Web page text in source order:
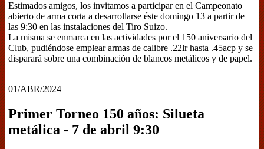
Estimados amigos, los invitamos a participar en el Campeonato
abierto de arma corta a desarrollarse éste domingo 13 a partir de
las 9:30 en las instalaciones del Tiro Suizo.
La misma se enmarca en las actividades por el 150 aniversario del
Club, pudiéndose emplear armas de calibre .22lr hasta .45acp y se
disparará sobre una combinación de blancos metálicos y de papel.
01/ABR/2024
Primer Torneo 150 años: Silueta
metálica - 7 de abril 9:30